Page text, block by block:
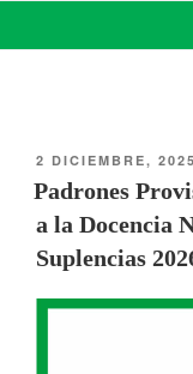
DE
2 DICIEMBRE, 2025
Padrones
a la Docencia
Suplencias